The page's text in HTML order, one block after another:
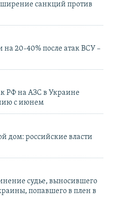
санкций против
20-40% после атак ВСУ –
РФ на АЗС в Украине
с июнем
дом: российские власти
судье, выносившего
попавшего в плен в